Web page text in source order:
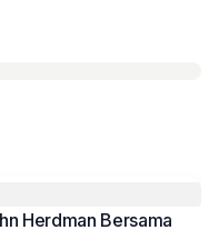
Herdman Bersama